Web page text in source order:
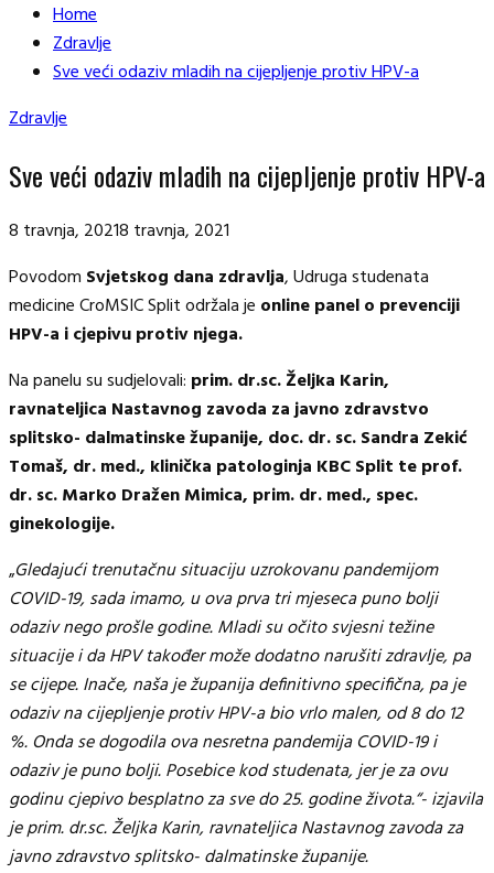
Home
Zdravlje
Sve veći odaziv mladih na cijepljenje protiv HPV-a
Zdravlje
Sve veći odaziv mladih na cijepljenje protiv HPV-a
8 travnja, 20218 travnja, 2021
Povodom Svjetskog dana zdravlja, Udruga studenata
medicine CroMSIC Split održala je online panel o prevenciji
HPV-a i cjepivu protiv njega.
Na panelu su sudjelovali: prim. dr.sc. Željka Karin,
ravnateljica Nastavnog zavoda za javno zdravstvo
splitsko- dalmatinske županije, doc. dr. sc. Sandra Zekić
Tomaš, dr. med., klinička patologinja KBC Split te prof.
dr. sc. Marko Dražen Mimica, prim. dr. med., spec.
ginekologije.
„Gledajući trenutačnu situaciju uzrokovanu pandemijom
COVID-19, sada imamo, u ova prva tri mjeseca puno bolji
odaziv nego prošle godine. Mladi su očito svjesni težine
situacije i da HPV također može dodatno narušiti zdravlje, pa
se cijepe. Inače, naša je županija definitivno specifična, pa je
odaziv na cijepljenje protiv HPV-a bio vrlo malen, od 8 do 12
%. Onda se dogodila ova nesretna pandemija COVID-19 i
odaziv je puno bolji. Posebice kod studenata, jer je za ovu
godinu cjepivo besplatno za sve do 25. godine života.“- izjavila
je prim. dr.sc. Željka Karin, ravnateljica Nastavnog zavoda za
javno zdravstvo splitsko- dalmatinske županije.